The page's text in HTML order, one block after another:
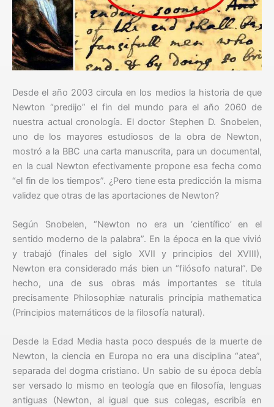
Desde el año 2003 circula en los medios la historia de que
Newton “predijo” el fin del mundo para el año 2060 de
nuestra actual cronología. El doctor Stephen D. Snobelen,
uno de los mayores estudiosos de la obra de Newton,
mostró a la BBC una carta manuscrita, para un documental,
en la cual Newton efectivamente propone esa fecha como
“el fin de los tiempos”. ¿Pero tiene esta predicción la misma
validez que otras de las aportaciones de Newton?
Según Snobelen, “Newton no era un ‘científico’ en el
sentido moderno de la palabra”. En la época en la que vivió
y trabajó (finales del siglo XVII y principios del XVIII),
Newton era considerado más bien un “filósofo natural”. De
hecho, una de sus obras más importantes se titula
precisamente Philosophiæ naturalis principia mathematica
(Principios matemáticos de la filosofía natural).
Desde la Edad Media hasta poco después de la muerte de
Newton, la ciencia en Europa no era una disciplina “atea”,
separada del dogma cristiano. Un sabio de su época debía
ser versado lo mismo en teología que en filosofía, lenguas
antiguas (Newton, al igual que sus colegas, escribía en